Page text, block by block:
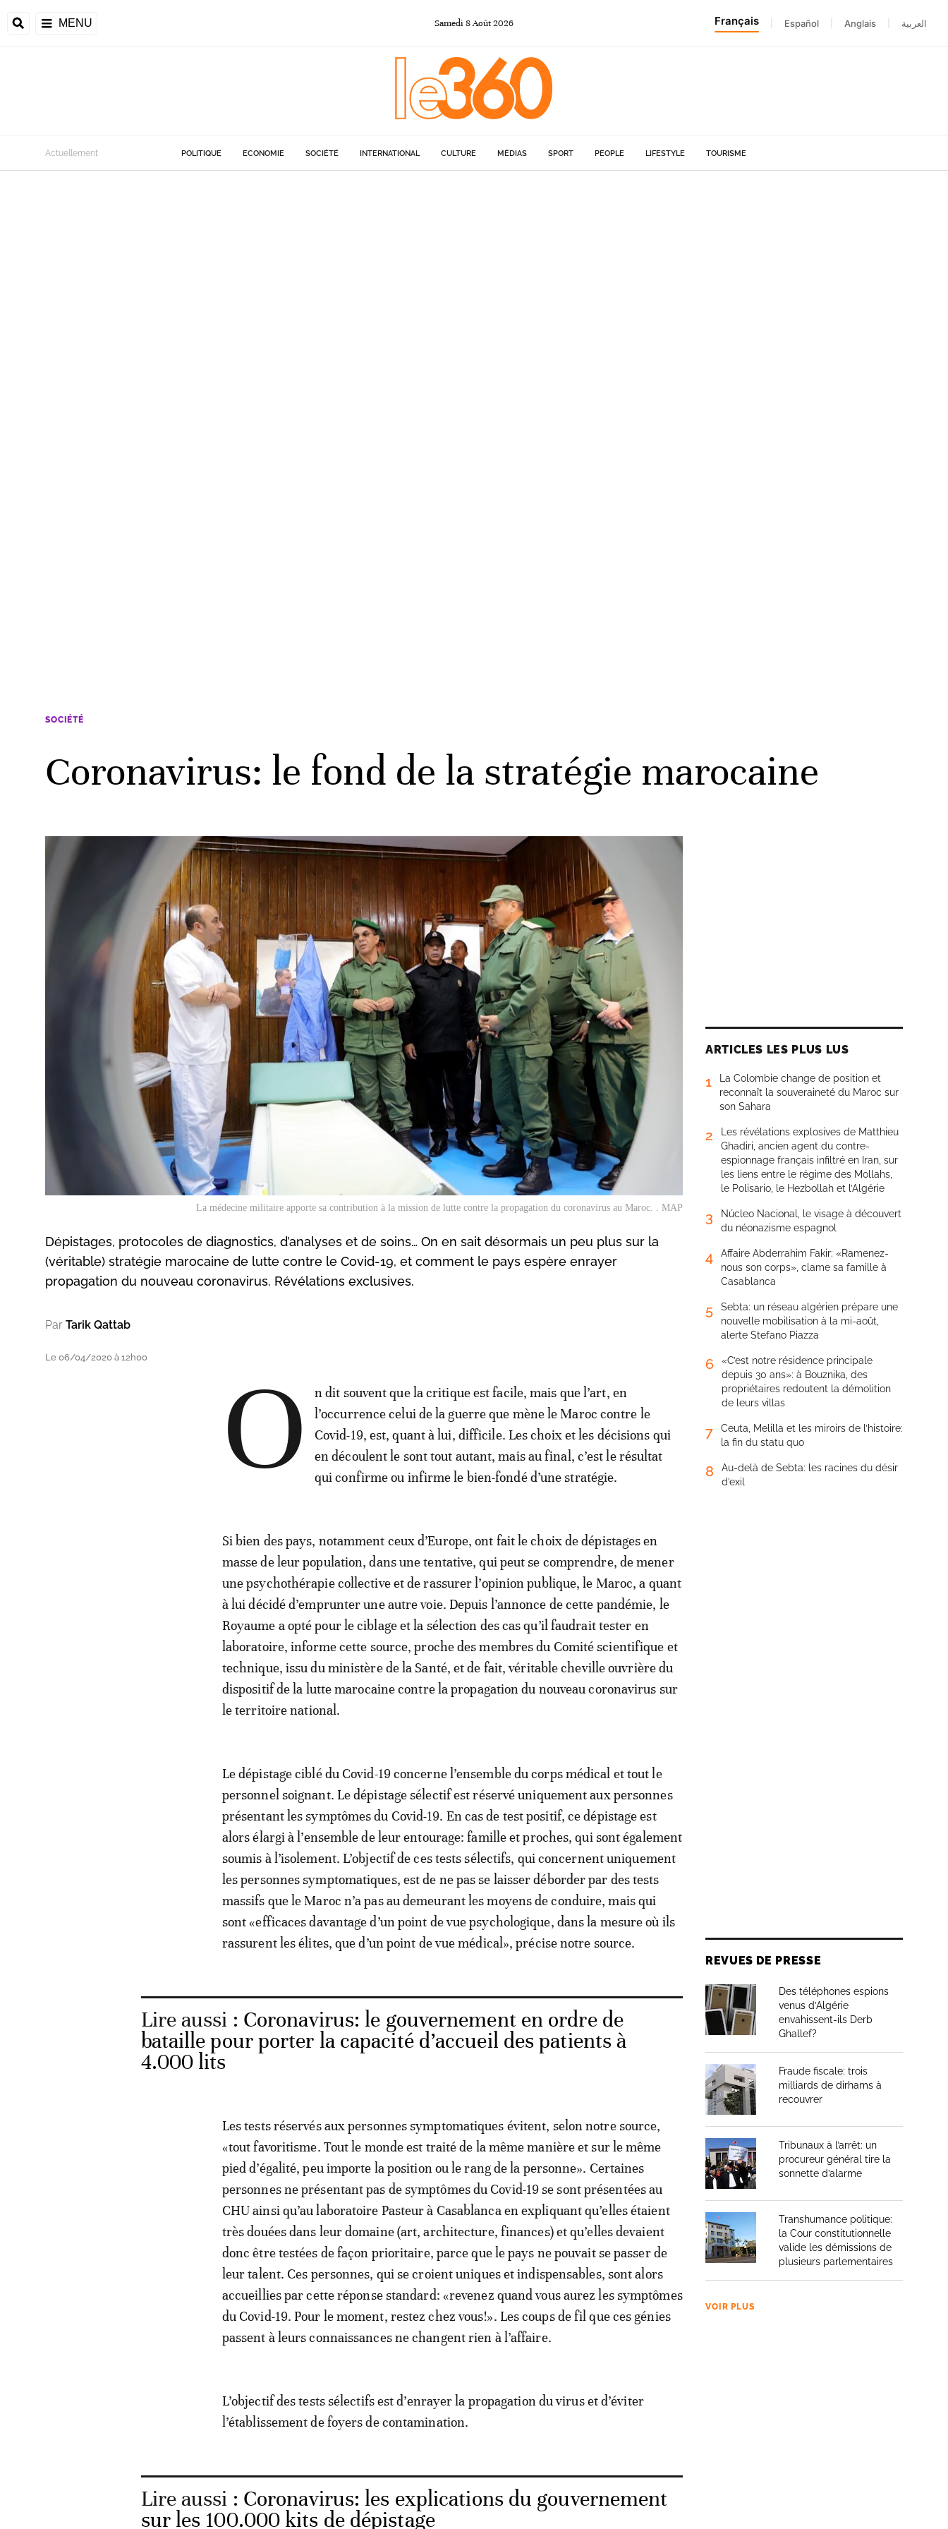
MENU Samedi 8Août2026 Français Español Anglais العربية
Actuellement POLITIQUE ECONOMIE SOCIÉTÉ INTERNATIONAL CULTURE MÉDIAS SPORT PEOPLE LIFESTYLE TOURISME
SOCIÉTÉ
Coronavirus: le fond de la stratégie marocaine
La médecine militaire apporte sa contribution à la mission de lutte contre la propagation du coronavirus au Maroc. . MAP
Dépistages, protocoles de diagnostics, d’analyses et de soins… On en sait désormais un peu plus sur la
(véritable) stratégie marocaine de lutte contre le Covid-19, et comment le pays espère enrayer
propagation du nouveau coronavirus. Révélations exclusives.
Par Tarik Qattab
Le 06/04/2020 à 12h00 O
n dit souvent que la critique est facile, mais que l’art, en
l’occurrence celui de la guerre que mène le Maroc contre le
Covid-19, est, quant à lui, difficile. Les choix et les décisions qui
en découlent le sont tout autant, mais au final, c’est le résultat
qui confirme ou infirme le bien-fondé d’une stratégie.
Si bien des pays, notamment ceux d’Europe, ont fait le choix de dépistages en
masse de leur population, dans une tentative, qui peut se comprendre, de mener
une psychothérapie collective et de rassurer l’opinion publique, le Maroc, a quant
à lui décidé d’emprunter une autre voie. Depuis l’annonce de cette pandémie, le
Royaume a opté pour le ciblage et la sélection des cas qu’il faudrait tester en
laboratoire, informe cette source, proche des membres du Comité scientifique et
technique, issu du ministère de la Santé, et de fait, véritable cheville ouvrière du
dispositif de la lutte marocaine contre la propagation du nouveau coronavirus sur
le territoire national.
Le dépistage ciblé du Covid-19 concerne l’ensemble du corps médical et tout le
personnel soignant. Le dépistage sélectif est réservé uniquement aux personnes
présentant les symptômes du Covid-19. En cas de test positif, ce dépistage est
alors élargi à l’ensemble de leur entourage: famille et proches, qui sont également
soumis à l’isolement. L’objectif de ces tests sélectifs, qui concernent uniquement
les personnes symptomatiques, est de ne pas se laisser déborder par des tests
massifs que le Maroc n’a pas au demeurant les moyens de conduire, mais qui
sont «efficaces davantage d’un point de vue psychologique, dans la mesure où ils
rassurent les élites, que d’un point de vue médical», précise notre source.
Lire aussi : Coronavirus: le gouvernement en ordre de
bataille pour porter la capacité d’accueil des patients à
4.000 lits
Les tests réservés aux personnes symptomatiques évitent, selon notre source,
«tout favoritisme. Tout le monde est traité de la même manière et sur le même
pied d’égalité, peu importe la position ou le rang de la personne». Certaines
personnes ne présentant pas de symptômes du Covid-19 se sont présentées au
CHU ainsi qu’au laboratoire Pasteur à Casablanca en expliquant qu’elles étaient
très douées dans leur domaine (art, architecture, finances) et qu’elles devaient
donc être testées de façon prioritaire, parce que le pays ne pouvait se passer de
leur talent. Ces personnes, qui se croient uniques et indispensables, sont alors
accueillies par cette réponse standard: «revenez quand vous aurez les symptômes
du Covid-19. Pour le moment, restez chez vous!». Les coups de fil que ces génies
passent à leurs connaissances ne changent rien à l’affaire.
L’objectif des tests sélectifs est d’enrayer la propagation du virus et d’éviter
l’établissement de foyers de contamination.
Lire aussi : Coronavirus: les explications du gouvernement
sur les 100.000 kits de dépistage
ARTICLES LES PLUS LUS
1
La Colombie change de position et
reconnaît la souveraineté du Maroc sur
son Sahara
2
Les révélations explosives de Matthieu
Ghadiri, ancien agent du contre-
espionnage français infiltré en Iran, sur
les liens entre le régime des Mollahs,
le Polisario, le Hezbollah et l’Algérie
3
Núcleo Nacional, le visage à découvert
du néonazisme espagnol
4
Affaire Abderrahim Fakir: «Ramenez-
nous son corps», clame sa famille à
Casablanca
5
Sebta: un réseau algérien prépare une
nouvelle mobilisation à la mi-août,
alerte Stefano Piazza
6
«C’est notre résidence principale
depuis 30 ans»: à Bouznika, des
propriétaires redoutent la démolition
de leurs villas
7
Ceuta, Melilla et les miroirs de l’histoire:
la fin du statu quo
8
Au-delà de Sebta: les racines du désir
d’exil
REVUES DE PRESSE
Des téléphones espions
venus d’Algérie
envahissent-ils Derb
Ghallef?
Fraude fiscale: trois
milliards de dirhams à
recouvrer
Tribunaux à l’arrêt: un
procureur général tire la
sonnette d’alarme
Transhumance politique:
la Cour constitutionnelle
valide les démissions de
plusieurs parlementaires
VOIR PLUS